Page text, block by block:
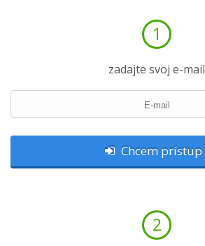
1
zadajte svoj e-mail
Chcem prístup
2